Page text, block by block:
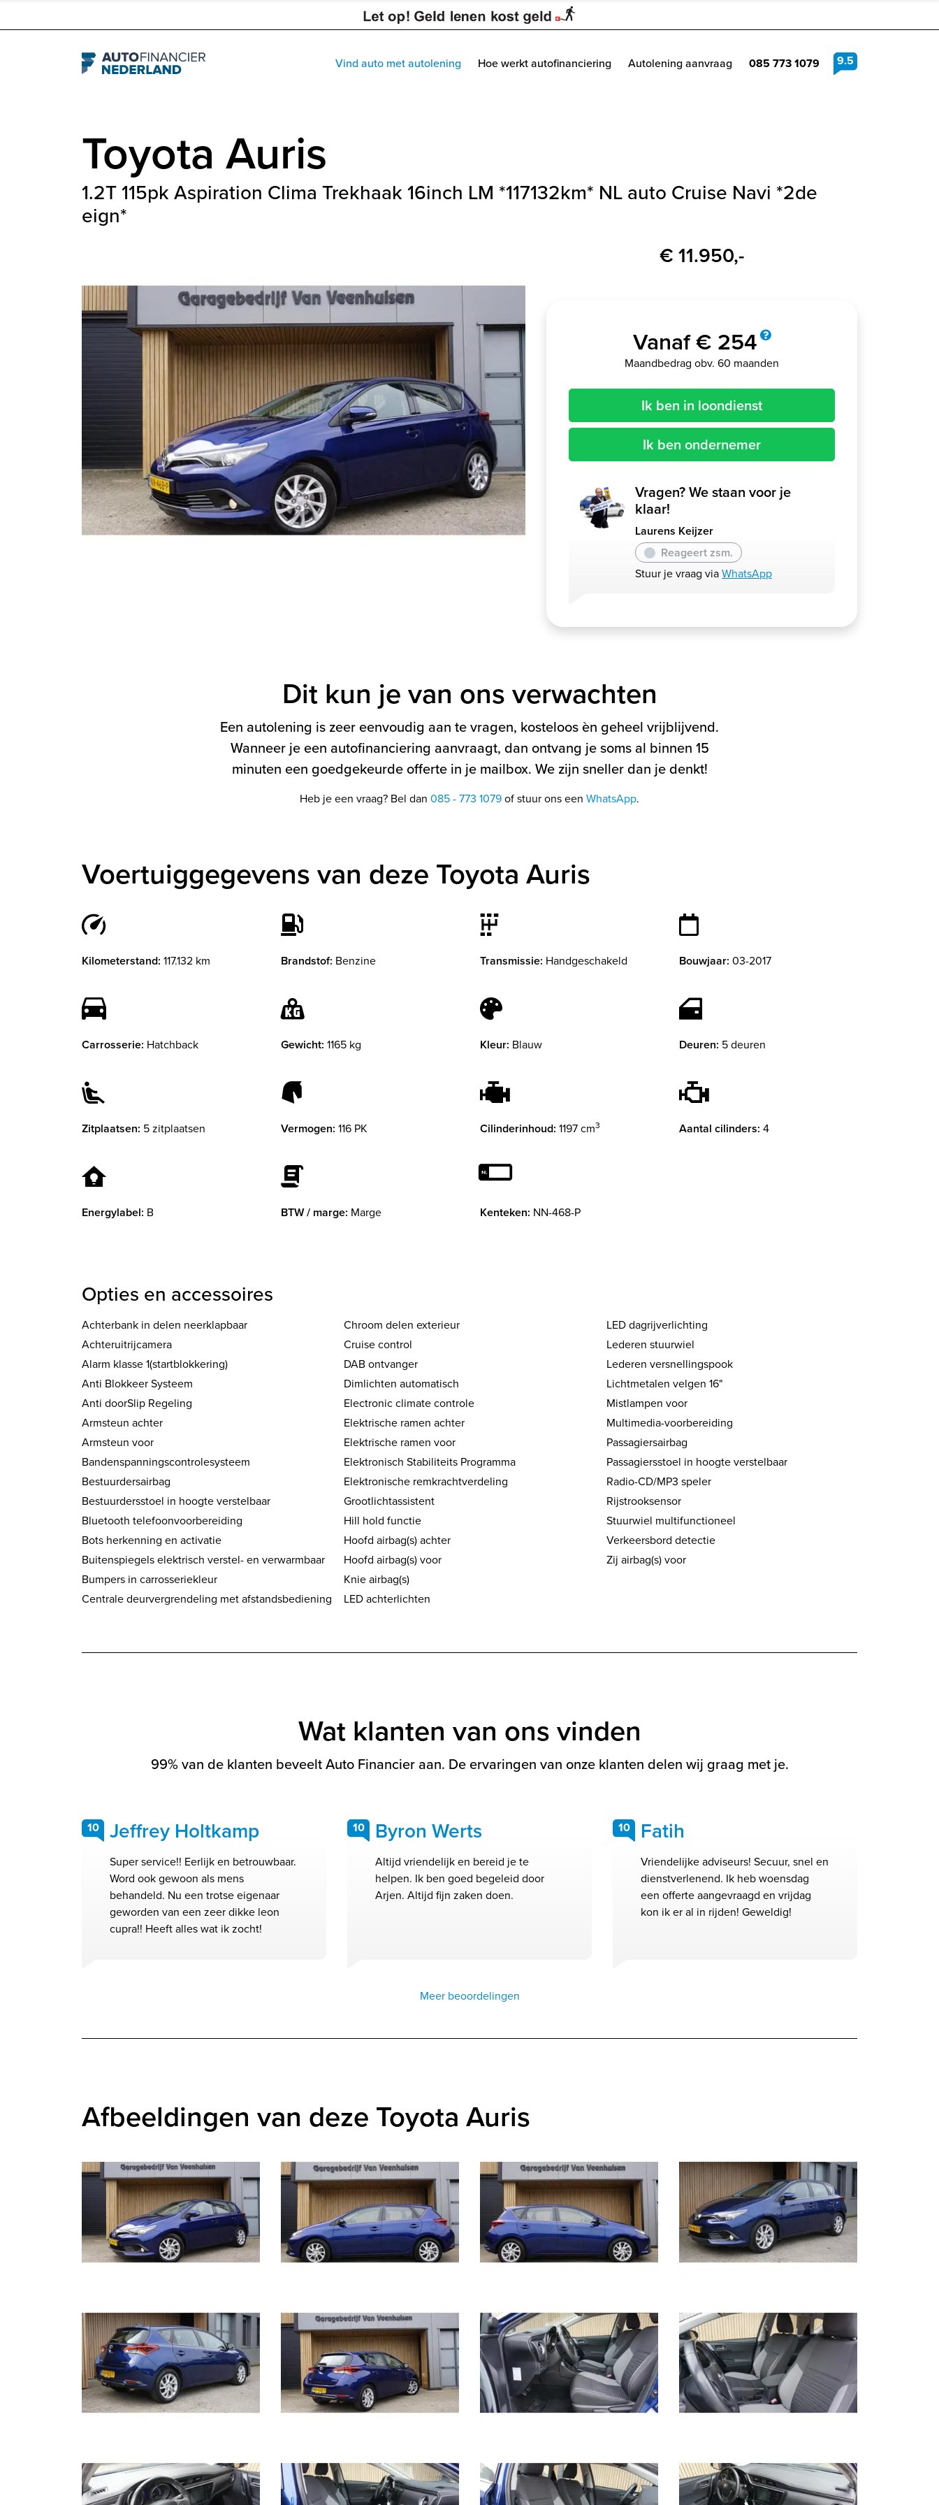
Navigation 9.5
Vind auto met autolening Hoe werkt autofinanciering Autolening aanvraag 085 773 1079
Toyota Auris
1.2T 115pk Aspiration Clima Trekhaak 16inch LM *117132km* NL auto Cruise Navi *2de
eign*
€ 11.950,-
Vanaf € 254
Maandbedrag obv. 60 maanden
Ik ben in loondienst
Ik ben ondernemer
Vragen? We staan voor je
klaar!
Laurens Keijzer
Reageert zsm.
Stuur je vraag viaWhatsApp
Dit kun je van ons verwachten
Een autolening is zeer eenvoudig aan te vragen, kosteloos èn geheel vrijblijvend.
Wanneer je een autofinanciering aanvraagt, dan ontvang je soms al binnen 15
minuten een goedgekeurde offerte in je mailbox. We zijn sneller dan je denkt!
Heb je een vraag? Bel dan 085 - 773 1079of stuur ons een WhatsApp.
Voertuiggegevens van deze Toyota Auris
Kilometerstand: 117.132 km Brandstof: Benzine Transmissie: Handgeschakeld Bouwjaar: 03-2017
Carrosserie: Hatchback Gewicht: 1165 kg Kleur: Blauw Deuren: 5 deuren
Zitplaatsen: 5 zitplaatsen Vermogen: 116 PK Cilinderinhoud: 1197 cm3 Aantal cilinders: 4
Energylabel: B BTW / marge: Marge Kenteken: NN-468-P
Opties en accessoires
Achterbank in delen neerklapbaar
Achteruitrijcamera
Alarm klasse 1(startblokkering)
Anti Blokkeer Systeem
Anti doorSlip Regeling
Armsteun achter
Armsteun voor
Bandenspanningscontrolesysteem
Bestuurdersairbag
Bestuurdersstoel in hoogte verstelbaar
Bluetooth telefoonvoorbereiding
Bots herkenning en activatie
Buitenspiegels elektrisch verstel- en verwarmbaar
Bumpers in carrosseriekleur
Centrale deurvergrendeling met afstandsbediening
Chroom delen exterieur
Cruise control
DAB ontvanger
Dimlichten automatisch
Electronic climate controle
Elektrische ramen achter
Elektrische ramen voor
Elektronisch Stabiliteits Programma
Elektronische remkrachtverdeling
Grootlichtassistent
Hill hold functie
Hoofd airbag(s) achter
Hoofd airbag(s) voor
Knie airbag(s)
LED achterlichten
LED dagrijverlichting
Lederen stuurwiel
Lederen versnellingspook
Lichtmetalen velgen 16"
Mistlampen voor
Multimedia-voorbereiding
Passagiersairbag
Passagiersstoel in hoogte verstelbaar
Radio-CD/MP3 speler
Rijstrooksensor
Stuurwiel multifunctioneel
Verkeersbord detectie
Zij airbag(s) voor
Wat klanten van ons vinden
99% van de klanten beveelt Auto Financier aan. De ervaringen van onze klanten delen wij graag met je.
10 Jeffrey Holtkamp
Super service!! Eerlijk en betrouwbaar.
Word ook gewoon als mens
behandeld. Nu een trotse eigenaar
geworden van een zeer dikke leon
cupra!! Heeft alles wat ik zocht!
10 Byron Werts
Altijd vriendelijk en bereid je te
helpen. Ik ben goed begeleid door
Arjen. Altijd fijn zaken doen.
10 Fatih
Vriendelijke adviseurs! Secuur, snel en
dienstverlenend. Ik heb woensdag
een offerte aangevraagd en vrijdag
kon ik er al in rijden! Geweldig!
Meer beoordelingen
Afbeeldingen van deze Toyota Auris